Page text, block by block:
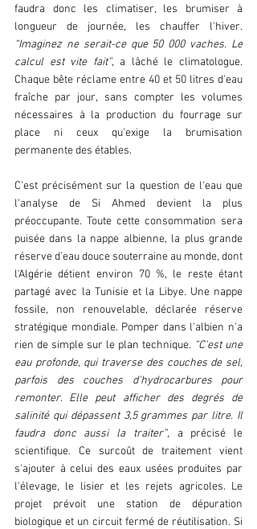
faudra donc les climatiser, les brumiser à
longueur de journée, les chauffer l'hiver.
“Imaginez ne serait-ce que 50 000 vaches. Le
calcul est vite fait”, a lâché le climatologue.
Chaque bête réclame entre 40 et 50 litres d'eau
fraîche par jour, sans compter les volumes
nécessaires à la production du fourrage sur
place ni ceux qu'exige la brumisation
permanente des étables.
C'est précisément sur la question de l'eau que
l'analyse de Si Ahmed devient la plus
préoccupante. Toute cette consommation sera
puisée dans la nappe albienne, la plus grande
réserve d'eau douce souterraine au monde, dont
l'Algérie détient environ 70 %, le reste étant
partagé avec la Tunisie et la Libye. Une nappe
fossile, non renouvelable, déclarée réserve
stratégique mondiale. Pomper dans l'albien n'a
rien de simple sur le plan technique. “C'est une
eau profonde, qui traverse des couches de sel,
parfois des couches d'hydrocarbures pour
remonter. Elle peut afficher des degrés de
salinité qui dépassent 3,5 grammes par litre. Il
faudra donc aussi la traiter”, a précisé le
scientifique. Ce surcoût de traitement vient
s'ajouter à celui des eaux usées produites par
l'élevage, le lisier et les rejets agricoles. Le
projet prévoit une station de dépuration
biologique et un circuit fermé de réutilisation. Si